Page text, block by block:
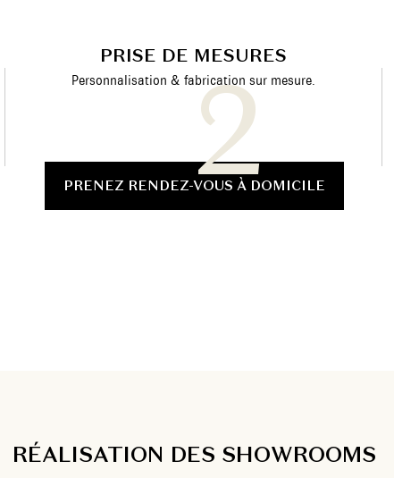
PRISE DE MESURES
Personnalisation & fabrication sur mesure.
PRENEZ RENDEZ-VOUS À DOMICILE
RÉALISATION DES SHOWROOMS